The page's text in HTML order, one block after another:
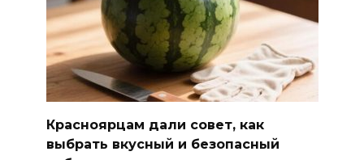
Красноярцам дали совет, как
выбрать вкусный и безопасный